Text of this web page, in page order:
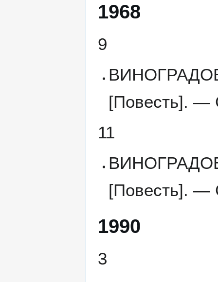
1968
9
ВИНОГРАДОВ
[Повесть]. —
11
ВИНОГРАДОВ
[Повесть]. —
1990
3